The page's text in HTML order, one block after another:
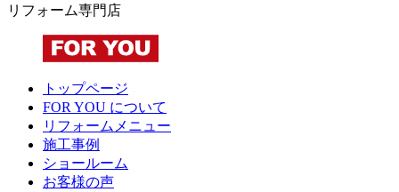
リフォーム専門店
トップページ
FOR YOU について
リフォームメニュー
施工事例
ショールーム
お客様の声